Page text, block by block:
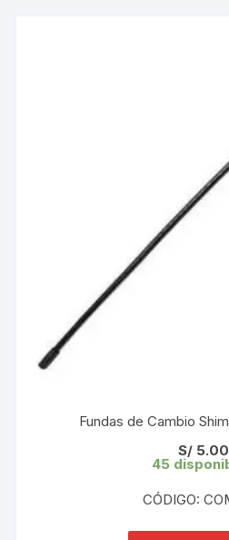
Fundas de Cambio
S/5.00
45
CÓDIGO: